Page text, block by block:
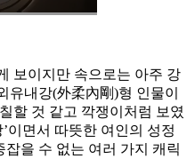
보이지만 속으로는 아주 강
유내강(外柔內剛)형 인물이
할 것 같고 깍쟁이처럼 보였
이면서 따뜻한 여인의 성정
을 수 없는 여러 가지 캐릭